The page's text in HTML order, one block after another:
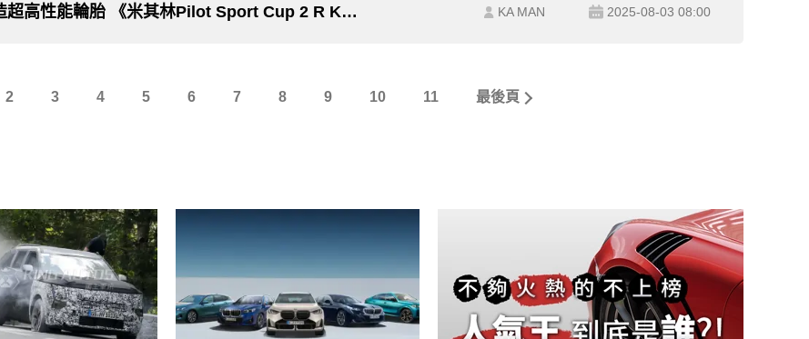
汽車週邊｜米其林專為「法拉利F80」打造超高性能輪胎 《米其林Pilot Sport Cup 2 R K1》 KA MAN 2025-08-03 08:00
2 3 4 5 6 7 8 9 10 11 最後頁